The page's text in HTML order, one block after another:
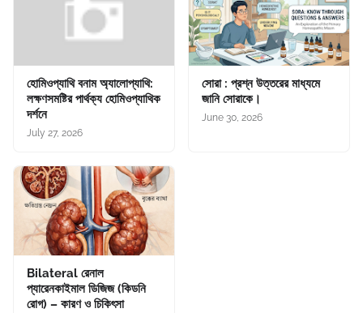
হোমিওপ্যাথি বনাম অ্যালোপ্যাথি:
লক্ষণসমষ্টির পার্থক্য হোমিওপ্যাথিক
দর্শনে
July 27, 2026
সোরা : প্রশ্ন উত্তরের মাধ্যমে
জানি সোরাকে।
June 30, 2026
Bilateral রেনাল
প্যারেনকাইমাল ডিজিজ (কিডনি
রোগ) – কারণ ও চিকিৎসা